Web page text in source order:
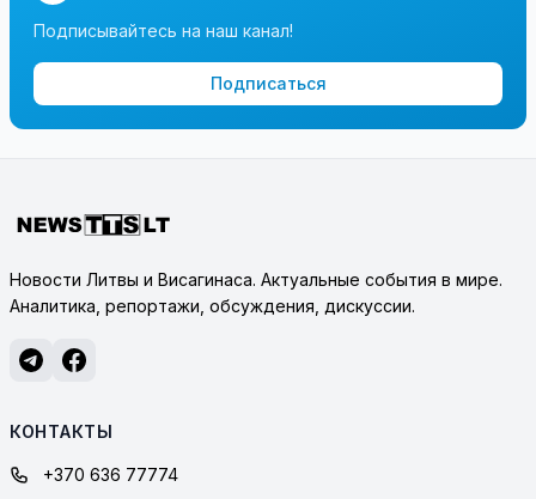
Подписывайтесь на наш канал!
Подписаться
Новости Литвы и Висагинаса. Актуальные события в мире.
Аналитика, репортажи, обсуждения, дискуссии.
КОНТАКТЫ
+370 636 77774